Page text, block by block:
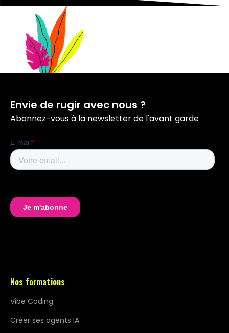
Envie de rugir avec nous ?
Abonnez-vous à la newsletter de l'avant garde
Nos formations
Vibe Coding
Créer ses agents IA